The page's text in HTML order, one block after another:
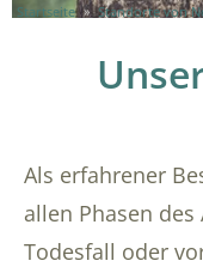
Startseite » Standorte von
Als erfahrener
allen Phasen
Todesfall oder